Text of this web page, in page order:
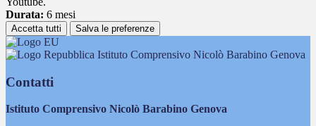
Durata: 6 mesi
Accetta tutti Salva le preferenze
Istituto Comprensivo Nicolò Barabino Genova
Contatti
Istituto Comprensivo Nicolò Barabino Genova